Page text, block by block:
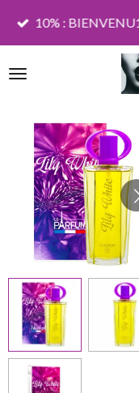
Passer
principal
10% :